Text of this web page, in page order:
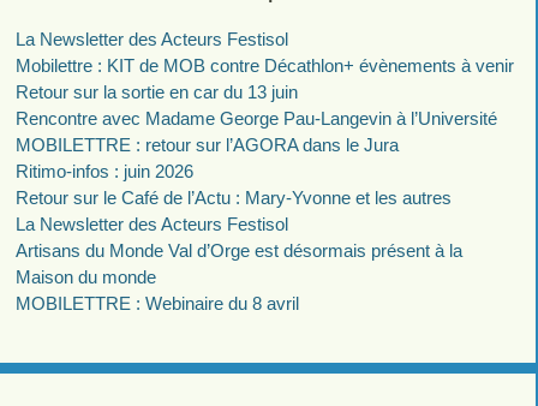
La Newsletter des Acteurs Festisol
Mobilettre : KIT de MOB contre Décathlon+ évènements à venir
Retour sur la sortie en car du 13 juin
Rencontre avec Madame George Pau-Langevin à l’Université
MOBILETTRE : retour sur l’AGORA dans le Jura
Ritimo-infos : juin 2026
Retour sur le Café de l’Actu : Mary-Yvonne et les autres
La Newsletter des Acteurs Festisol
Artisans du Monde Val d’Orge est désormais présent à la
Maison du monde
MOBILETTRE : Webinaire du 8 avril